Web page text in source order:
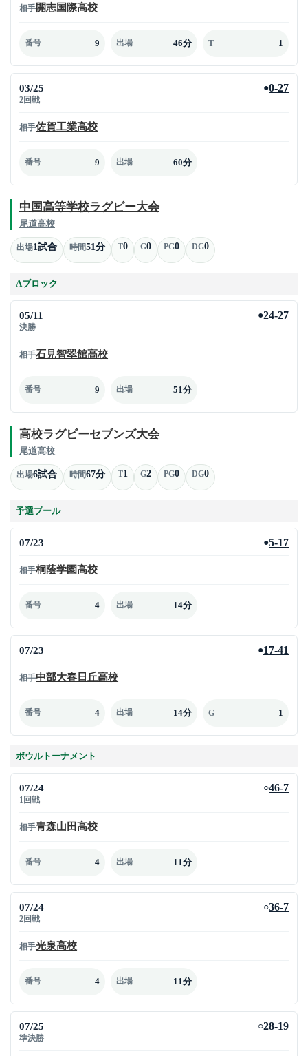
相手開志国際高校
番号 9 出場 46分 T 1
03/25
2回戦
●0-27
相手佐賀工業高校
番号 9 出場 60分
中国高等学校ラグビー大会
尾道高校
出場1試合 時間51分 T0 G0 PG0 DG0
Aブロック
05/11
決勝
●24-27
相手石見智翠館高校
番号 9 出場 51分
高校ラグビーセブンズ大会
尾道高校
出場6試合 時間67分 T1 G2 PG0 DG0
予選プール
07/23 ●5-17
相手桐蔭学園高校
番号 4 出場 14分
07/23 ●17-41
相手中部大春日丘高校
番号 4 出場 14分 G 1
ボウルトーナメント
07/24
1回戦
○46-7
相手青森山田高校
番号 4 出場 11分
07/24
2回戦
○36-7
相手光泉高校
番号 4 出場 11分
07/25
準決勝
○28-19